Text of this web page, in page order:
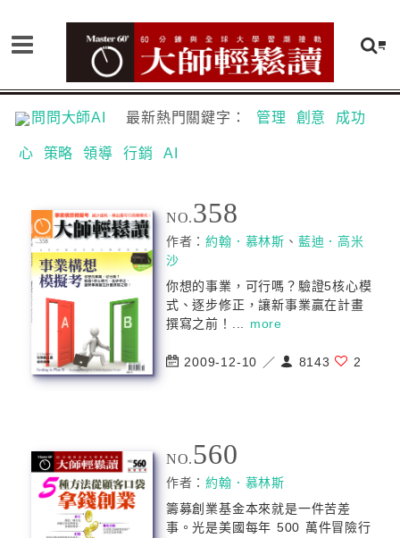
問問大師AI 最新熱門關鍵字： 管理 創意 成功
心 策略 領導 行銷 AI
NO.358
作者：約翰．慕林斯 、 藍迪．高米
沙
你想的事業，可行嗎？驗證5核心模
式、逐步修正，讓新事業贏在計畫
撰寫之前！... more
2009-12-10 ／ 8143 2
NO. 560
作者：約翰．慕林斯
籌募創業基金本來就是一件苦差
事。光是美國每年 500 萬件冒險行